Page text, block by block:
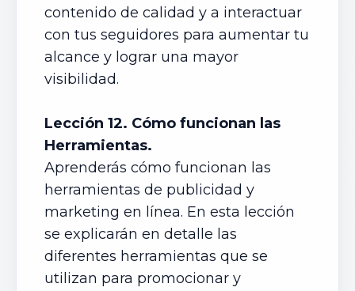
contenido de calidad y a interactuar
con tus seguidores para aumentar tu
alcance y lograr una mayor
visibilidad.
Lección 12. Cómo funcionan las
Herramientas.
Aprenderás cómo funcionan las
herramientas de publicidad y
marketing en línea. En esta lección
se explicarán en detalle las
diferentes herramientas que se
utilizan para promocionar y